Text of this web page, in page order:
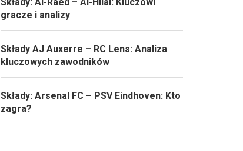
gracze i analizy
Składy AJ Auxerre – RC Lens: Analiza
kluczowych zawodników
Składy: Arsenal FC – PSV Eindhoven: Kto
zagra?